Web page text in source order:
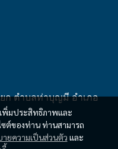
พิ่มประสิทธิภาพและ
ต์ของท่าน ท่านสามารถ
ายความเป็นส่วนตัว และ
ก ตำบลท่าบุญมี อำเภอ